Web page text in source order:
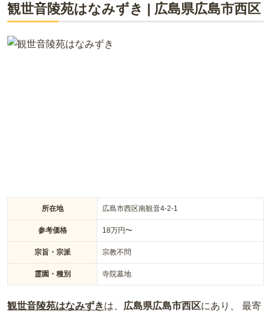
観世音陵苑はなみずき | 広島県広島市西区
所在地 広島市西区南観音4-2-1
参考価格 18万円〜
宗旨・宗派 宗教不問
霊園・種別 寺院墓地
観世音陵苑はなみずきは、 広島県広島市西区にあり、 最寄